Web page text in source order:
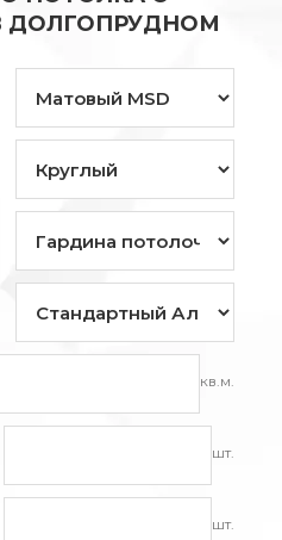
ДОЛГОПРУДНОМ
кв.м.
шт.
шт.